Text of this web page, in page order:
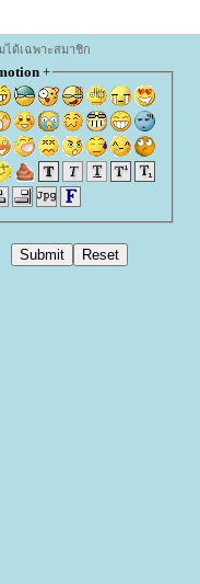
ได้เฉพาะสมาชิก
+